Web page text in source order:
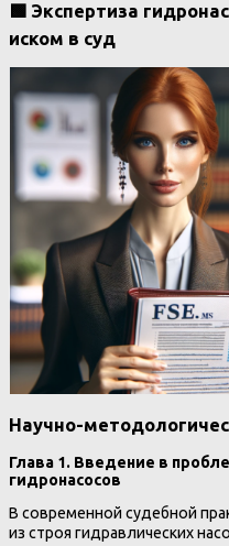
🟩 Экспертиза
иском в суд
Научно-
Глава 1. Введение в
гидронасосов
В современной судебной
из строя гидравлических